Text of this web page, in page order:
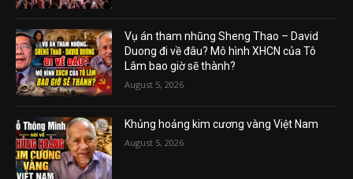
Vụ án tham nhũng Sheng Thao – David
Duong đi về đâu? Mô hình XHCN của Tô
Lâm bao giờ sẽ thành?
August 5, 2026
Khủng hoảng kim cương vàng Việt Nam
August 5, 2026